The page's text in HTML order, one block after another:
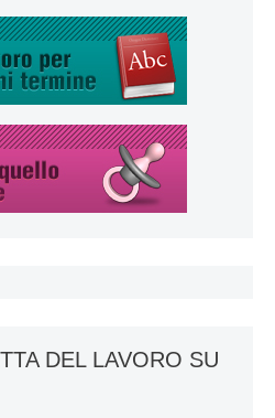
DEL LAVORO SU